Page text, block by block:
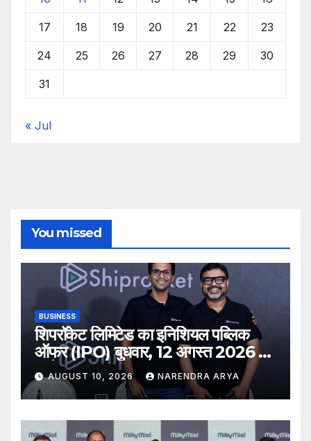
17 18 19 20 21 22 23
24 25 26 27 28 29 30
31
« Jul
You missed
BUSINESS
शिपरॉकेट लिमिटेड का इनिशियल पब्लिक
ऑफर (IPO) बुधवार, 12 अगस्त 2026 को
खुलेगा
AUGUST 10, 2026 NARENDRA ARYA